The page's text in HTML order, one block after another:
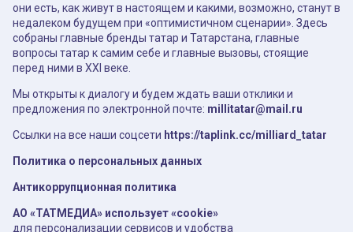
они есть, как живут в настоящем и какими, возможно, станут в
недалеком будущем при «оптимистичном сценарии». Здесь
собраны главные бренды татар и Татарстана, главные
вопросы татар к самим себе и главные вызовы, стоящие
перед ними в XXI веке.
Мы открыты к диалогу и будем ждать ваши отклики и
предложения по электронной почте: millitatar@mail.ru
Ссылки на все наши соцсети https://taplink.cc/milliard_tatar
Политика о персональных данных
Антикоррупционная политика
АО «ТАТМЕДИА» использует «cookie»
для персонализации сервисов и удобства